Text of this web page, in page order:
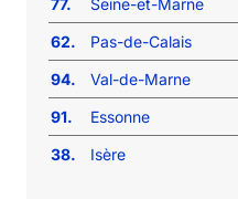
77.
Seine-et-Marne
62.
Pas-de-Calais
94.
Val-de-Marne
91.
Essonne
38.
Isère